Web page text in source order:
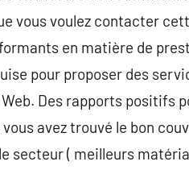
vous voulez contacter
en matière de
pour proposer des
Des rapports positifs
avez trouvé le bon
secteur ( meilleurs